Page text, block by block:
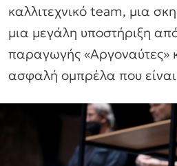
καλλιτεχνικό team, μια
μια μεγάλη υποστήριξη
παραγωγής «Αργοναύτες»
ασφαλή ομπρέλα που